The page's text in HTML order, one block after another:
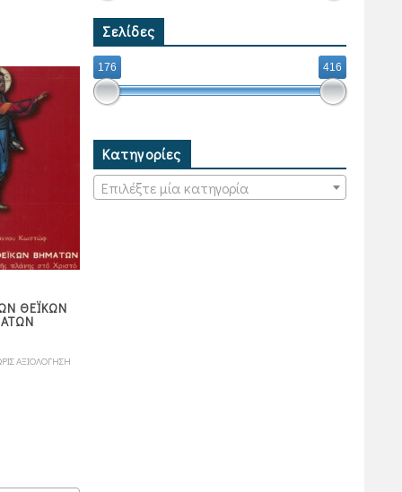
ΘΕΪΚΩΝ
ΑΞΙΟΛΟΓΗΣΗ
Σελίδες
176 416
Κατηγορίες
Επιλέξτε μία κατηγορία